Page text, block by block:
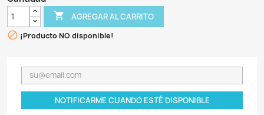
TetraPRO Tropical Color Crisps de Tetra es un alimento
peces que ofrece una nutrición equilibrada y saludable,
acuarios. Desde 1951, Tetra ha sido líder en la
peces, sino que también apoya su salud inmune y
natural. Los crisps flotan más tiempo y generan menos
agua, manteniéndola más limpia. Se recomienda
de dos a tres veces al día, ajustando la cantidad a